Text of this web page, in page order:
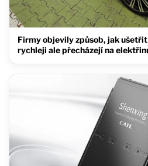
Firmy objevily způsob, jak
rychleji ale přecházejí na